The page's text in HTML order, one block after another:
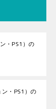
・PS1）の
・PS1）の